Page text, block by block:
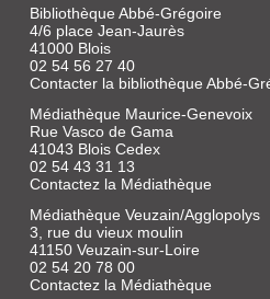
de
récits
de
voyages
permettant
de
découvrir
la
France
depuis
le
XVIIIe
siècle.
Une
sélection
de
40
carnets
|
Duchemin,
Pierre
|
Sutton,
1997.
(Mémoire
en
Bibliothèque Abbé-Grégoire
4/6 place Jean-Jaurès
41000 Blois
02 54 56 27 40
Contacter la bibliothèque Abbé-
Médiathèque Maurice-Genevoix
Rue Vasco de Gama
41043 Blois Cedex
02 54 43 31 13
Contactez la Médiathèque
Médiathèque Veuzain/Agglopolys
3, rue du vieux moulin
41150 Veuzain-sur-Loire
02 54 20 78 00
Contactez la Médiathèque